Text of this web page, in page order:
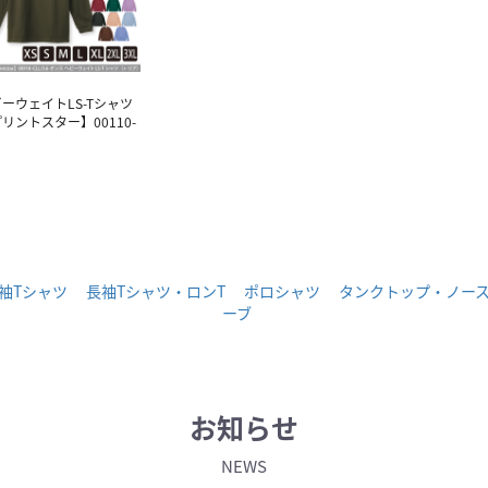
ウェイトLS-Tシャツ
リントスター】00110-
Tシャツ 長袖Tシャツ・ロンT ポロシャツ
タンクトップ・ノー
ーブ
お知らせ
NEWS